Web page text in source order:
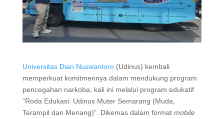
Universitas Dian Nuswantoro(Udinus) kembali
memperkuat komitmennya dalam mendukung program
pencegahan narkoba, kali ini melalui program edukatif
“Roda Edukasi: Udinus Muter Semarang (Muda,
Terampil dan Menang)”. Dikemas dalam format mobile